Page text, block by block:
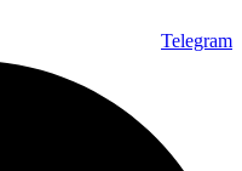
Telegram